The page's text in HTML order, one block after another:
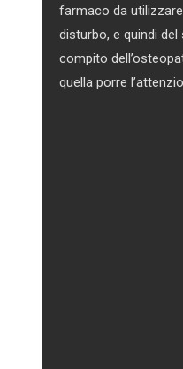
farmaco da
disturbo, e quindi
compito
quella porre